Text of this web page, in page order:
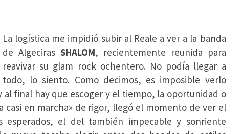
La logística me impidió subir al Reale a ver a la banda
de Algeciras SHALOM, recientemente reunida para
reavivar su glam rock ochentero. No podía llegar a
todo, lo siento. Como decimos, es imposible verlo
final hay que escoger y el tiempo, la oportunidad o
casi en marcha» de rigor, llegó el momento de ver el
el del también impecable y sonriente